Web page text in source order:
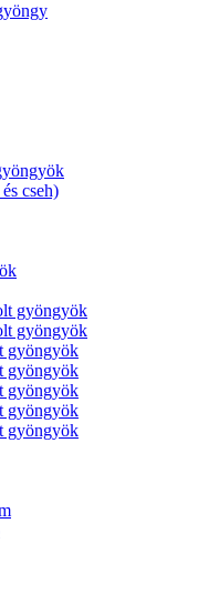
cseh)
gyöngyök
gyöngyök
gyöngyök
gyöngyök
gyöngyök
gyöngyök
gyöngyök